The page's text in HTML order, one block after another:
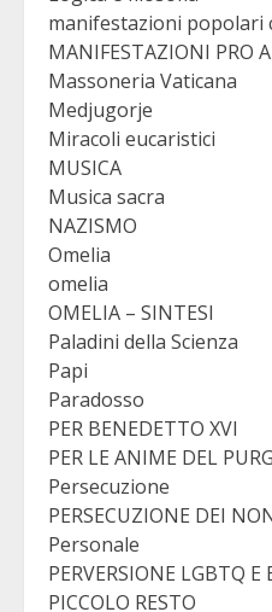
manifestazioni
MANIFESTAZIONI PRO
Massoneria Vaticana
Medjugorje
Miracoli eucaristici
MUSICA
Musica sacra
NAZISMO
Omelia
omelia
OMELIA – SINTESI
Paladini della Scienza
Papi
Paradosso
PER BENEDETTO XVI
PER LE ANIME DEL
Persecuzione
PERSECUZIONE DEI
Personale
PERVERSIONE LGBTQ E
PICCOLO RESTO